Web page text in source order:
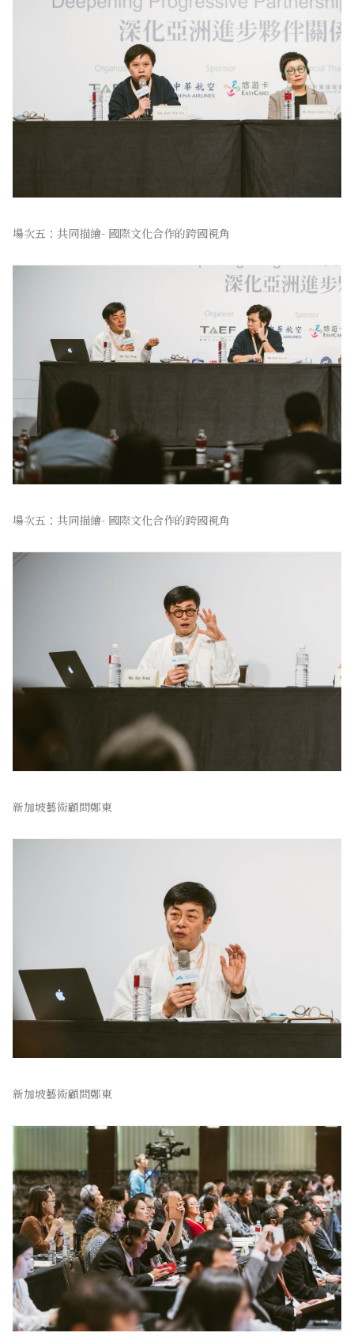
場次五：共同描繪- 國際文化合作的跨國視角
場次五：共同描繪- 國際文化合作的跨國視角
新加坡藝術顧問鄭東
新加坡藝術顧問鄭東